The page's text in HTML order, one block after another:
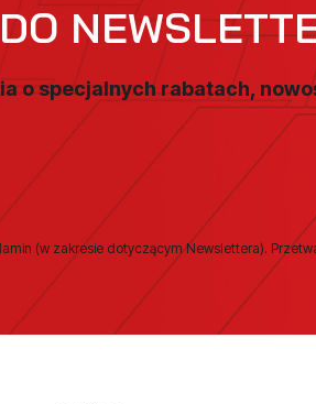
o specjalnych rabatach,
(w zakresie dotyczącym Newslettera).